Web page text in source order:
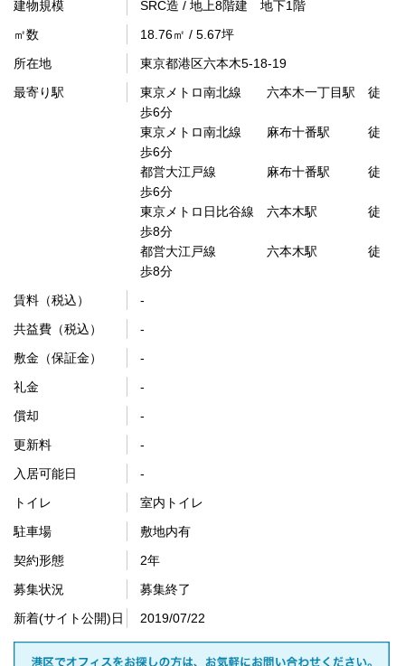
建物規模
SRC造 / 地上8階建 地下1階
㎡数
18.76㎡ / 5.67坪
所在地
東京都港区六本木5-18-19
最寄り駅
東京メトロ南北線 六本木一丁目駅 徒
歩6分
東京メトロ南北線 麻布十番駅 徒
歩6分
都営大江戸線 麻布十番駅 徒
歩6分
東京メトロ日比谷線 六本木駅 徒
歩8分
都営大江戸線 六本木駅 徒
歩8分
賃料（税込）
-
共益費（税込）
-
敷金（保証金）
-
礼金
-
償却
-
更新料
-
入居可能日
-
トイレ
室内トイレ
駐車場
敷地内有
契約形態
2年
募集状況
募集終了
新着(サイト公開)日
2019/07/22